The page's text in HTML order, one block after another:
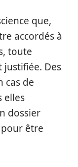
que,
accordés à
toute
Des
cas de
elles
dossier
être